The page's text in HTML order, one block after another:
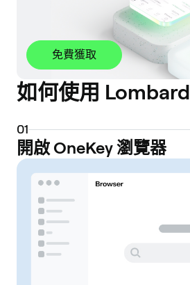
免費獲取
如何使用 Lombard
01
開啟 OneKey 瀏覽器